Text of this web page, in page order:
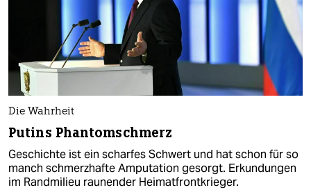
Die Wahrheit
Putins Phantomschmerz
Geschichte ist ein scharfes Schwert und hat schon für so
manch schmerzhafte Amputation gesorgt. Erkundungen
im Randmilieu raunender Heimatfrontkrieger.